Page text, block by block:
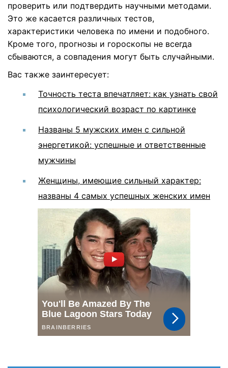
проверить или подтвердить научными методами.
Это же касается различных тестов,
характеристики человека по имени и подобного.
Кроме того, прогнозы и гороскопы не всегда
сбываются, а совпадения могут быть случайными.
Вас также заинтересует:
Точность теста впечатляет: как узнать свой
психологический возраст по картинке
Названы 5 мужских имен с сильной
энергетикой: успешные и ответственные
мужчины
Женщины, имеющие сильный характер:
названы 4 самых успешных женских имен